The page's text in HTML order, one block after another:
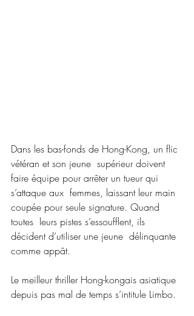
Dans les bas-fonds de Hong-Kong, un flic
vétéran et son jeune  supérieur doivent
faire équipe pour arrêter un tueur qui
s’attaque aux  femmes, laissant leur main
coupée pour seule signature. Quand
toutes  leurs pistes s’essoufflent, ils
décident d’utiliser une jeune  délinquante
comme appât.
Le meilleur thriller Hong-kongais asiatique
depuis pas mal de temps s’intitule Limbo.